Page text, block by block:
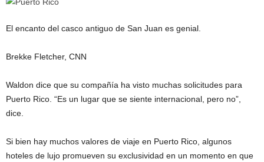
El encanto del casco antiguo de San Juan es genial.
Brekke Fletcher, CNN
Waldon dice que su compañía ha visto muchas solicitudes para
Puerto Rico. “Es un lugar que se siente internacional, pero no”,
dice.
Si bien hay muchos valores de viaje en Puerto Rico, algunos
hoteles de lujo promueven su exclusividad en un momento en que